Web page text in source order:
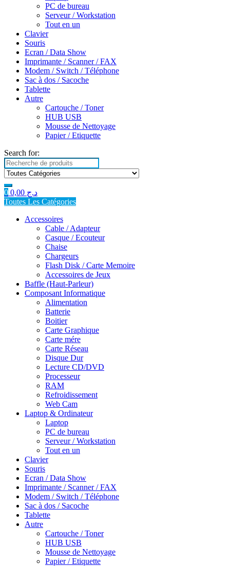
PC de bureau
Serveur / Workstation
Tout en un
Clavier
Souris
Ecran / Data Show
Imprimante / Scanner / FAX
Modem / Switch / Téléphone
Sac à dos / Sacoche
Tablette
Autre
Cartouche / Toner
HUB USB
Mousse de Nettoyage
Papier / Etiquette
Search for:
0 د.ج
Toutes Les Catégories
Accessoires
Cable / Adapteur
Casque / Ecouteur
Chaise
Chargeurs
Flash Disk / Carte Memoire
Accessoires de Jeux
Baffle (Haut-Parleur)
Composant Informatique
Alimentation
Batterie
Boitier
Carte Graphique
Carte mére
Carte Réseau
Disque Dur
Lecture CD/DVD
Processeur
RAM
Refroidissement
Web Cam
Laptop & Ordinateur
Laptop
PC de bureau
Serveur / Workstation
Tout en un
Clavier
Souris
Ecran / Data Show
Imprimante / Scanner / FAX
Modem / Switch / Téléphone
Sac à dos / Sacoche
Tablette
Autre
Cartouche / Toner
HUB USB
Mousse de Nettoyage
Papier / Etiquette